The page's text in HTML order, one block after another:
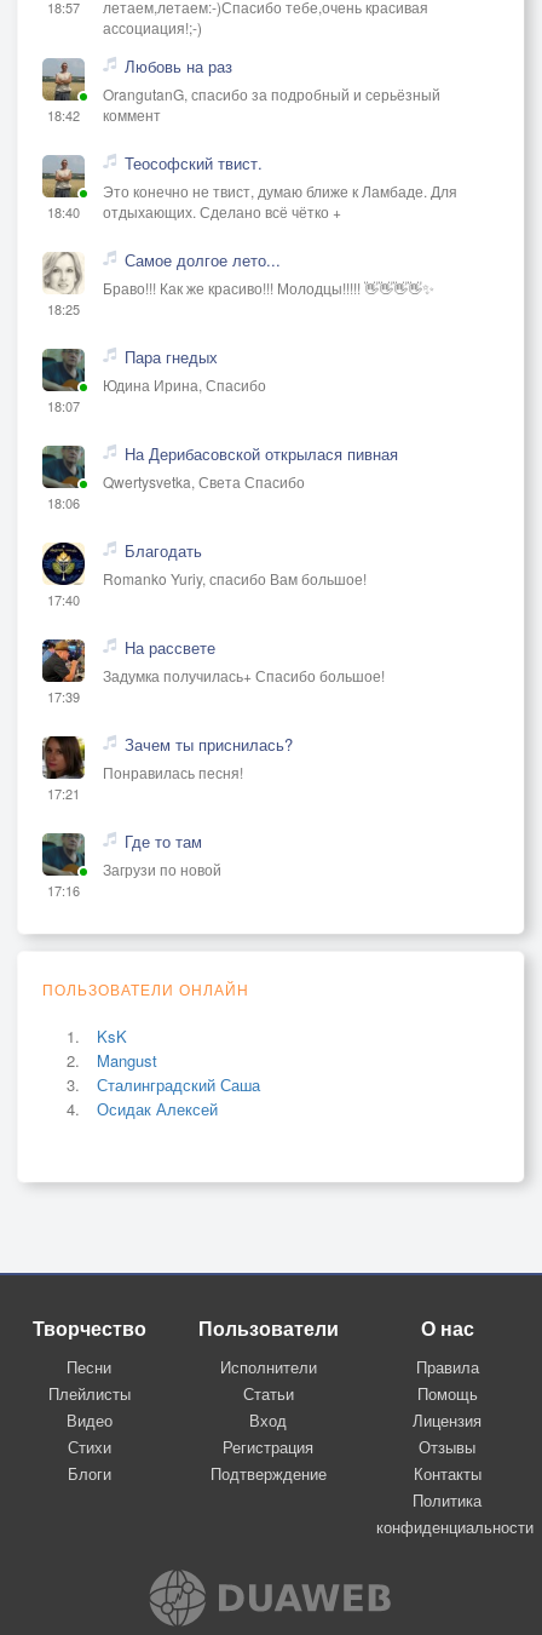
18:57
летаем,летаем:-)Спасибо тебе,очень красивая
ассоциация!;-)
18:42
Любовь на раз
OrangutanG, спасибо за подробный и серьёзный
коммент
18:40
Теософский твист.
Это конечно не твист, думаю ближе к Ламбаде. Для
отдыхающих. Сделано всё чётко +
18:25
Самое долгое лето...
Браво!!! Как же красиво!!! Молодцы!!!!! 👋👋👋👋✨
18:07
Пара гнедых
Юдина Ирина, Спасибо
18:06
На Дерибасовской открылася пивная
Qwertysvetka, Света Спасибо
17:40
Благодать
Romanko Yuriy, спасибо Вам большое!
17:39
На рассвете
Задумка получилась+ Спасибо большое!
17:21
Зачем ты приснилась?
Понравилась песня!
17:16
Где то там
Загрузи по новой
ПОЛЬЗОВАТЕЛИ ОНЛАЙН
KsK
Mangust
Сталинградский Саша
Осидак Алексей
Творчество
Песни
Плейлисты
Видео
Стихи
Блоги
Пользователи
Исполнители
Статьи
Вход
Регистрация
Подтверждение
О нас
Правила
Помощь
Лицензия
Отзывы
Контакты
Политика
конфиденциальности